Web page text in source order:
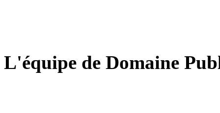
L'équipe de Domaine